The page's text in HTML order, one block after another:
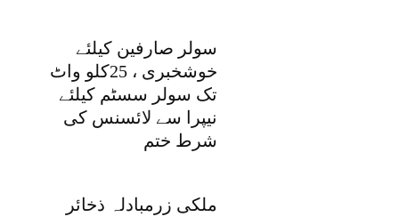
سولر صارفین کیلئے
خوشخبری ، 25کلو واٹ
تک سولر سسٹم کیلئے
نیپرا سے لائسنس کی
شرط ختم
ملکی زرمبادلہ ذخائر